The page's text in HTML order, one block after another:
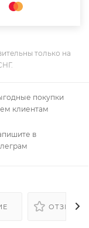
только на
покупки
клиентам
в
ОТЗЫВЫ